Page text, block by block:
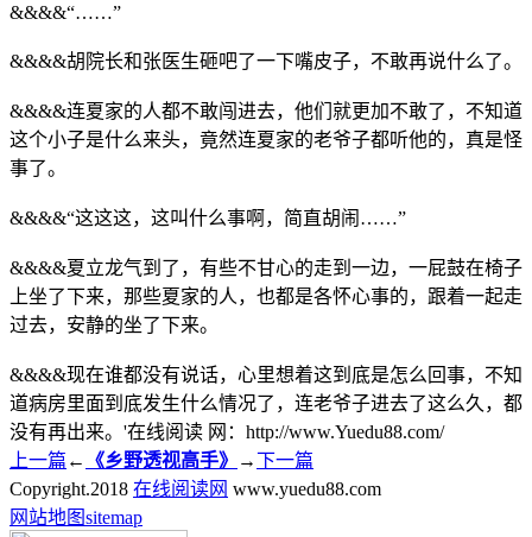
&&&&“……”
&&&&胡院长和张医生砸吧了一下嘴皮子，不敢再说什么了。
&&&&连夏家的人都不敢闯进去，他们就更加不敢了，不知道
这个小子是什么来头，竟然连夏家的老爷子都听他的，真是怪
事了。
&&&&“这这这，这叫什么事啊，简直胡闹……”
&&&&夏立龙气到了，有些不甘心的走到一边，一屁鼓在椅子
上坐了下来，那些夏家的人，也都是各怀心事的，跟着一起走
过去，安静的坐了下来。
&&&&现在谁都没有说话，心里想着这到底是怎么回事，不知
道病房里面到底发生什么情况了，连老爷子进去了这么久，都
没有再出来。'在线阅读 网：http://www.Yuedu88.com/
上一篇 ← 《乡野透视高手》 →下一篇
Copyright.2018 在线阅读网 www.yuedu88.com
网站地图sitemap